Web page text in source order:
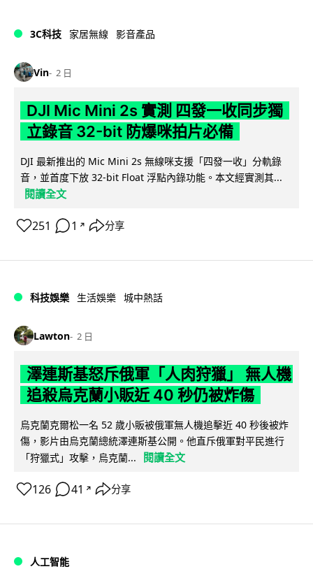
3C科技 家居無線 影音產品
Vin 2 日
DJI Mic Mini 2s 實測 四發一收同步獨
立錄音 32-bit 防爆咪拍片必備
DJI 最新推出的 Mic Mini 2s 無線咪支援「四發一收」分軌錄
音，並首度下放 32-bit Float 浮點內錄功能。本文經實測其...
閱讀全文
251 1 ↗ 分享
科技娛樂 生活娛樂 城中熱話
Lawton 2 日
澤連斯基怒斥俄軍「人肉狩獵」 無人機
追殺烏克蘭小販近 40 秒仍被炸傷
烏克蘭克爾松一名 52 歲小販被俄軍無人機追擊近 40 秒後被炸
傷，影片由烏克蘭總統澤連斯基公開。他直斥俄軍對平民進行
「狩獵式」攻擊，烏克蘭...
閱讀全文
126 41 ↗ 分享
人工智能